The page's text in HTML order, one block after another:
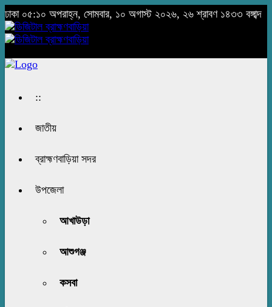
ঢাকা ০৫:১০ অপরাহ্ন, সোমবার, ১০ অগাস্ট ২০২৬, ২৬ শ্রাবণ ১৪৩৩ বঙ্গাব্দ
::
জাতীয়
ব্রাহ্মণবাড়িয়া সদর
উপজেলা
আখাউড়া
আশুগঞ্জ
কসবা